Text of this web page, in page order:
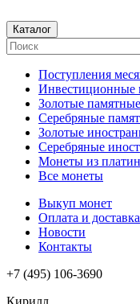
Каталог
Поступления
Инвестиционные
Золотые
Серебряные
Золотые
Серебряные
Монеты из
Все монеты
Выкуп монет
Оплата и доставка
Новости
Контакты
+7 (495) 106-3690
Кирилл